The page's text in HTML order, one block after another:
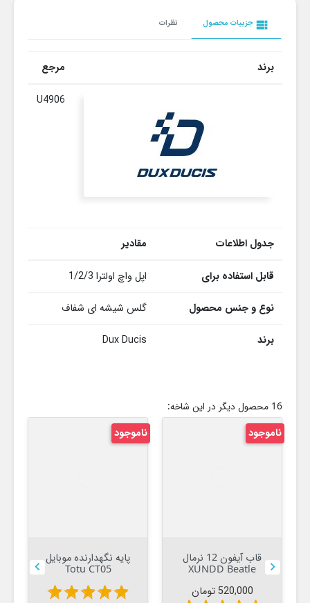
view_list جزییات محصول نظرات
برند مرجع
U4906
جدول اطلاعات مقادیر
قابل استفاده برای
اپل واچ اولترا 1/2/3
نوع و جنس محصول
گلس شیشه ای شفاف
برند
Dux Ducis
16 محصول دیگر در این شاخه:

قاب آیفون 12 نرمال
XUNDD Beatle
قیمت
520,000 تومان
ناموجود
پایه نگهدارنده موبایل
Totu CT05
star
star
star
star
star
ناموجود
